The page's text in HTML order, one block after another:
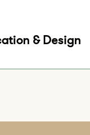
& Design